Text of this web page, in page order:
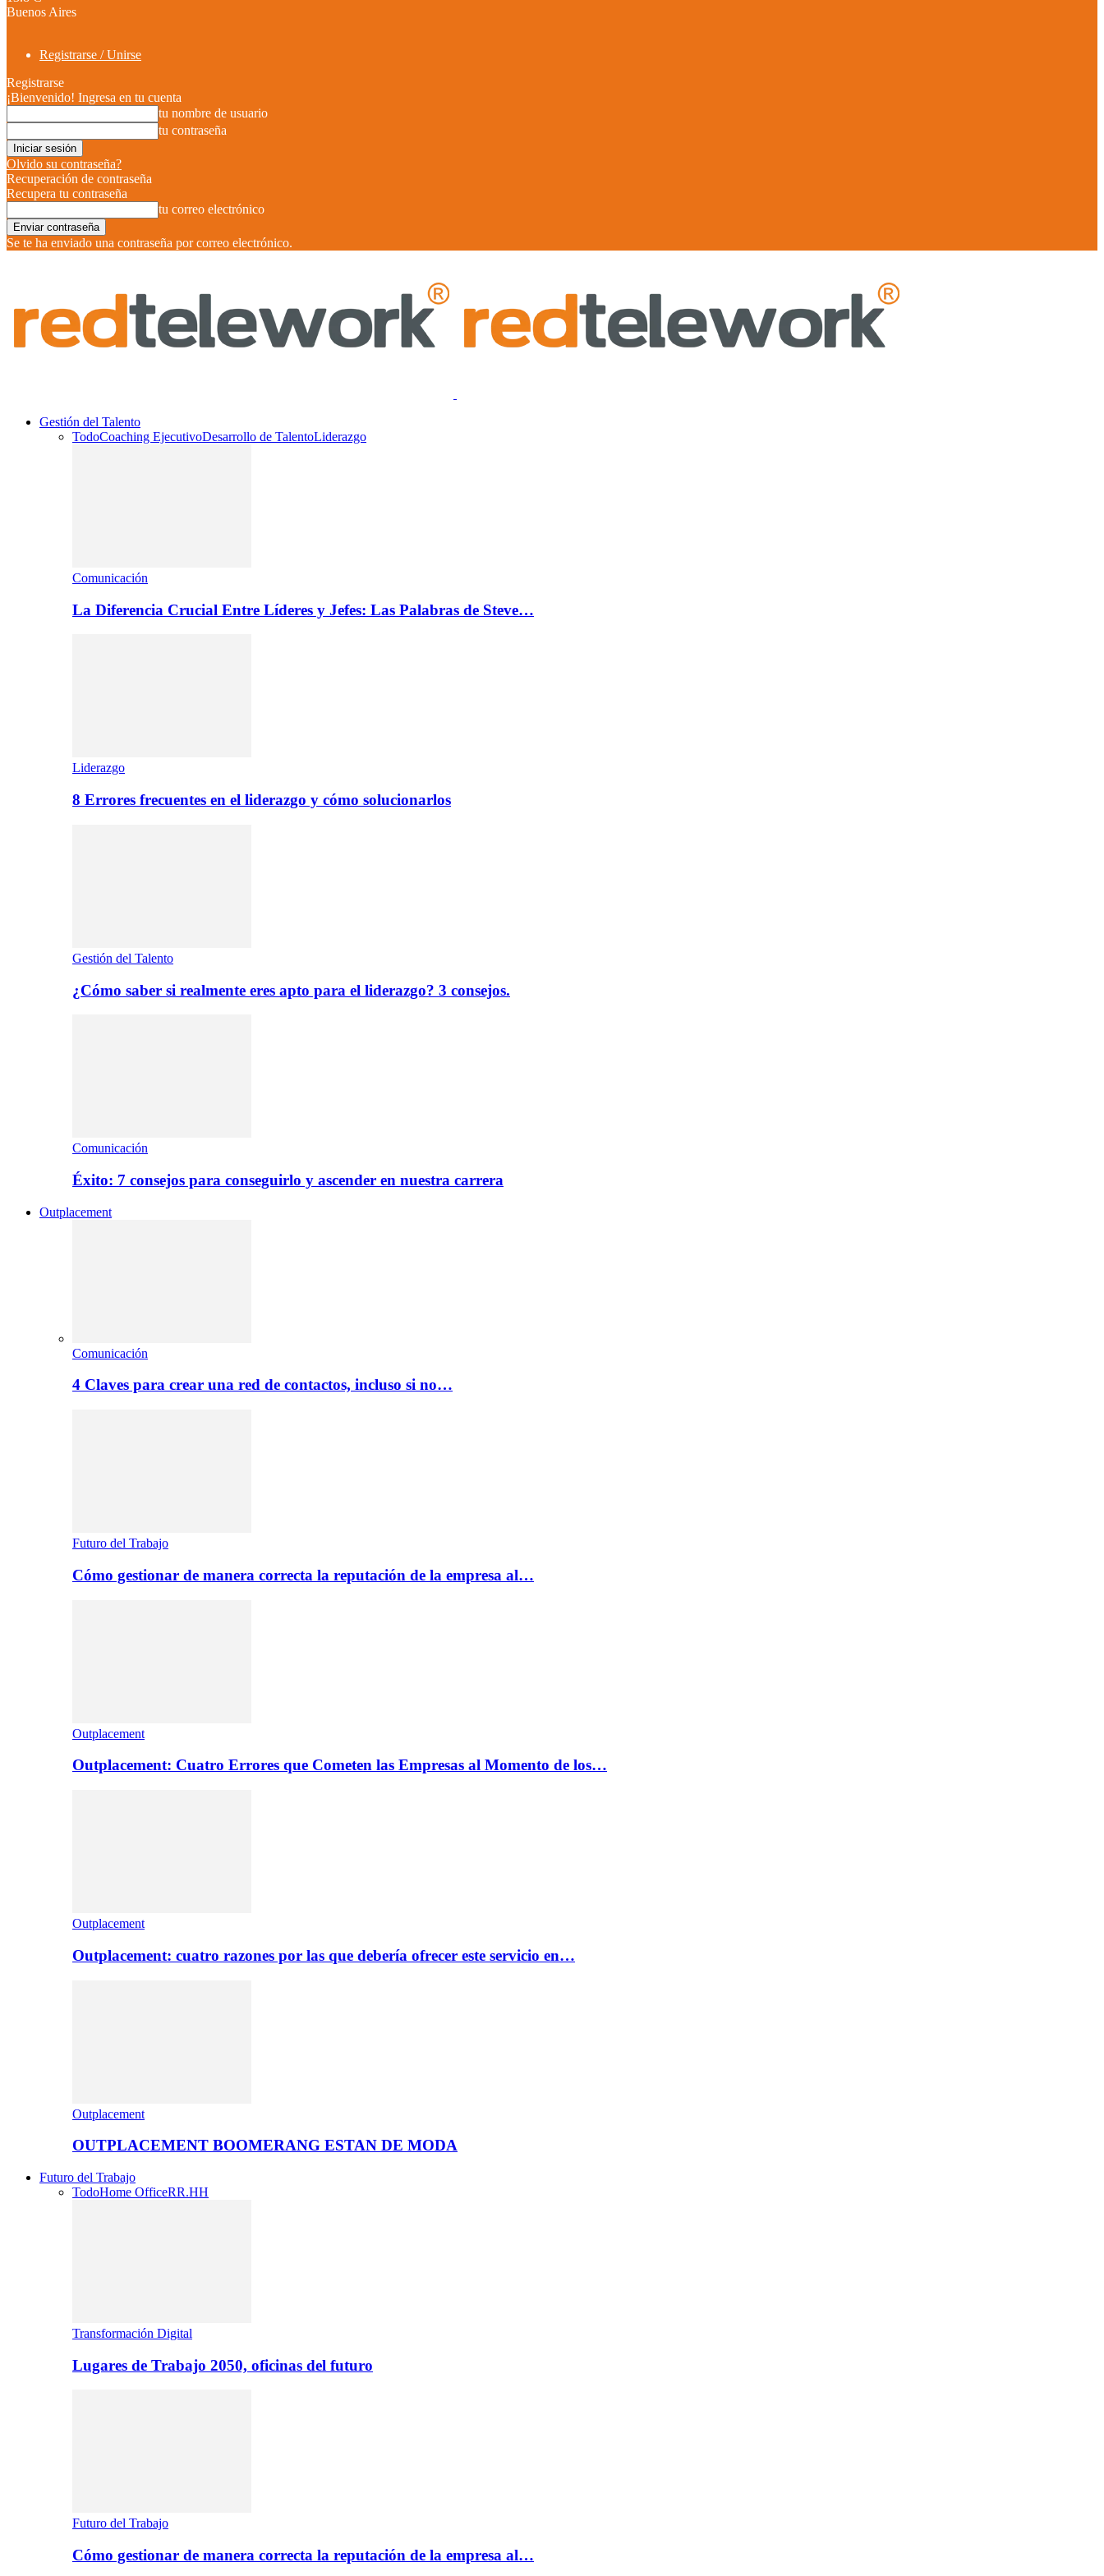
Buenos Aires
Registrarse / Unirse
Registrarse
¡Bienvenido! Ingresa en tu cuenta
tu nombre de usuario
tu contraseña
Olvido su contraseña?
Recuperación de contraseña
Recupera tu contraseña
tu correo electrónico
Se te ha enviado una contraseña por correo electrónico.
Gestión del Talento
TodoCoaching EjecutivoDesarrollo de TalentoLiderazgo
Comunicación
La Diferencia Crucial Entre Líderes y Jefes: Las Palabras de Steve…
Liderazgo
8 Errores frecuentes en el liderazgo y cómo solucionarlos
Gestión del Talento
¿Cómo saber si realmente eres apto para el liderazgo? 3 consejos.
Comunicación
Éxito: 7 consejos para conseguirlo y ascender en nuestra carrera
Outplacement
Comunicación
4 Claves para crear una red de contactos, incluso si no…
Futuro del Trabajo
Cómo gestionar de manera correcta la reputación de la empresa al…
Outplacement
Outplacement: Cuatro Errores que Cometen las Empresas al Momento de los…
Outplacement
Outplacement: cuatro razones por las que debería ofrecer este servicio en…
Outplacement
OUTPLACEMENT BOOMERANG ESTAN DE MODA
Futuro del Trabajo
TodoHome OfficeRR.HH
Transformación Digital
Lugares de Trabajo 2050, oficinas del futuro
Futuro del Trabajo
Cómo gestionar de manera correcta la reputación de la empresa al…